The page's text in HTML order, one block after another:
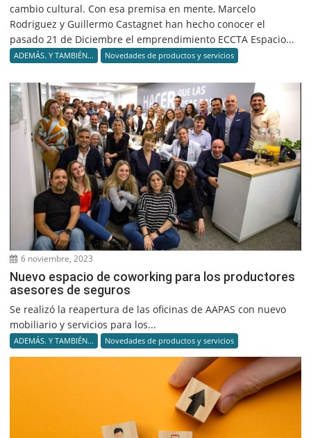
cambio cultural. Con esa premisa en mente, Marcelo
Rodriguez y Guillermo Castagnet han hecho conocer el
pasado 21 de Diciembre el emprendimiento ECCTA Espacio...
ADEMÁS. Y TAMBIÉN... Novedades de productos y servicios
6 noviembre, 2023
Nuevo espacio de coworking para los productores
asesores de seguros
Se realizó la reapertura de las oficinas de AAPAS con nuevo
mobiliario y servicios para los...
ADEMÁS. Y TAMBIÉN... Novedades de productos y servicios